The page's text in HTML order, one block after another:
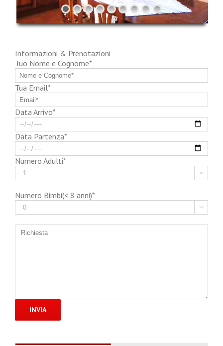
Informazioni & Prenotazioni
Tuo Nome e Cognome*
Tua Email*
Data Arrivo*
Data Partenza*
Numero Adulti*

Numero Bimbi(< 8 anni)*
